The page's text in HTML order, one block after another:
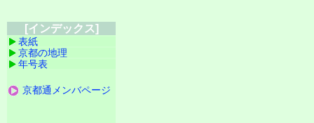
[インデックス]
表紙
京都の地理
年号表
京都通メンバページ